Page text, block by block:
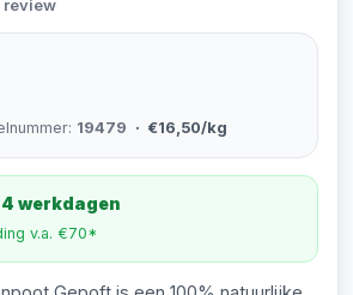
review
19479 · €16,50/kg
werkdagen
v.a. €70*